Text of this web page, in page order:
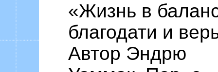
«Жизнь в
благодати и
Автор Эндрю